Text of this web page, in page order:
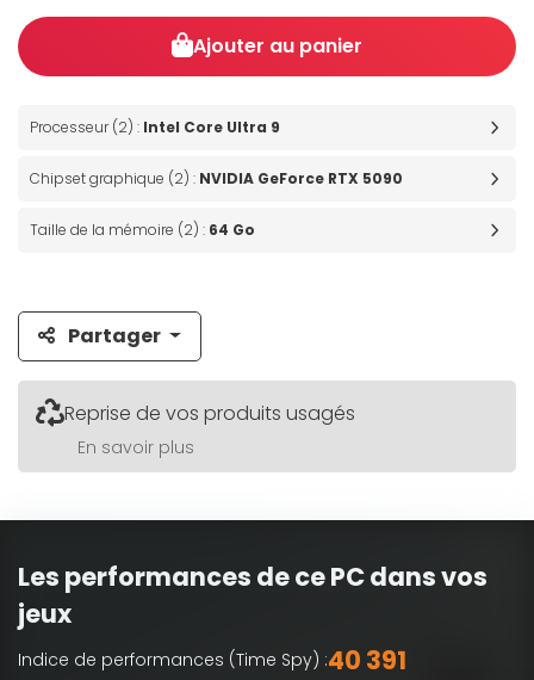
Ajouter au panier
Processeur (2) : Intel Core Ultra 9
Chipset graphique (2) : NVIDIA GeForce RTX 5090
Taille de la mémoire (2) : 64 Go
Partager
Reprise de vos produits usagés
En savoir plus
Les performances de ce PC dans vos
jeux
Indice de performances (Time Spy) :40 391